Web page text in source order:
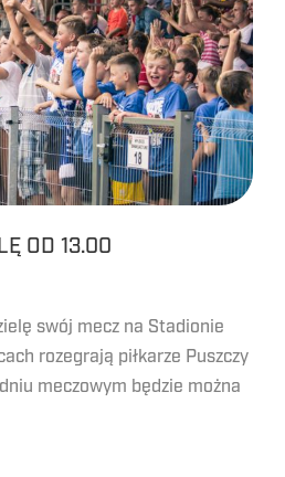
OD 13.00
swój mecz na Stadionie
rozegrają piłkarze Puszczy
meczowym będzie można